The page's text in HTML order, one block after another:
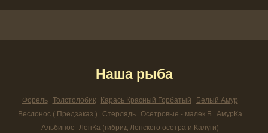
Наша рыба
Форель Толстолобик Карась Красный Горбатый Белый Амур
Веслонос ( Предзаказ ) Стерлядь Осетровые - малек Б АмурКа
Альбинос ЛенКа (гибрид Ленского осетра и Калуги)